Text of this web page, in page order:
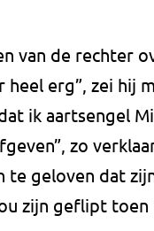
van de rechter
heel erg”, zei hij
ik aartsengel
zo
te geloven dat
zijn geflipt toen